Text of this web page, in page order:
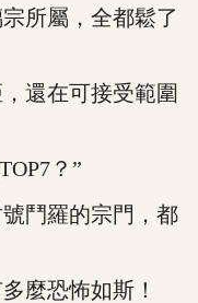
所屬，全都鬆了
還在可接受範圍
？”
鬥羅的宗門，都
麼恐怖如斯！